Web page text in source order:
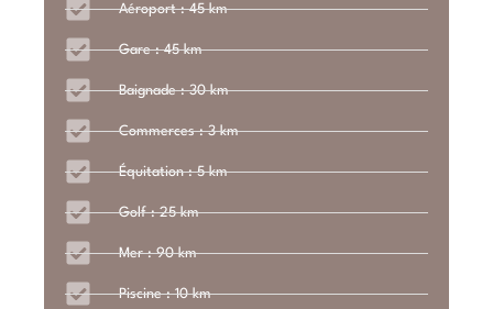
Aéroport : 45 km
Gare : 45 km
Baignade : 30 km
Commerces : 3 km
Équitation : 5 km
Golf : 25 km
Mer : 90 km
Piscine : 10 km